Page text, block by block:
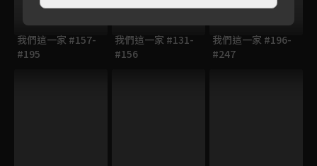
我們這一家 #157-
#195
我們這一家 #131-
#156
我們這一家 #196-
#247